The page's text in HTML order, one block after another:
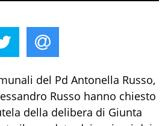
del Pd Antonella Russo,
Russo hanno chiesto
della delibera di Giunta